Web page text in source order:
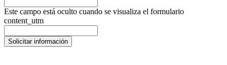
Este campo está oculto cuando se visualiza el formulario
content_utm